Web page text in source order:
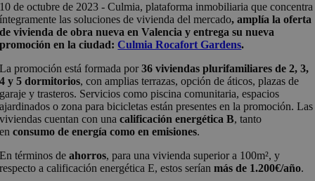
10 de octubre de 2023 - Culmia, plataforma inmobiliaria que concentra
íntegramente las soluciones de vivienda del mercado, amplía la oferta
de vivienda de obra nueva en Valencia y entrega su nueva
promoción en la ciudad:Culmia Rocafort Gardens.
La promoción está formada por36 viviendas plurifamiliares de 2, 3,
4 y 5 dormitorios, con amplias terrazas, opción de áticos, plazas de
garaje y trasteros. Servicios como piscina comunitaria, espacios
ajardinados o zona para bicicletas están presentes en la promoción. Las
viviendas cuentan con unacalificación energética B, tanto
enconsumo de energía como en emisiones.
En términos deahorros, para una vivienda superior a 100m², y
respecto a calificación energética E, estos seríanmás de 1.200€/año.